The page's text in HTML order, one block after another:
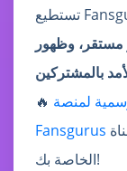
تستطيع Fansgurus توفير خطة ترويج مخصّصة تناسب
مستقر، وظهور
بالمشتركين
لمنصة
Fansgurus
الخاصة بك!